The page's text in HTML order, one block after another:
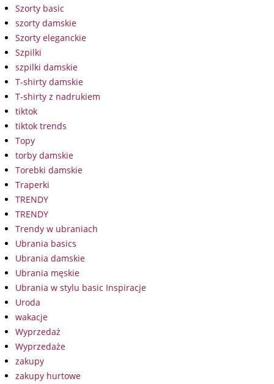
Szorty basic
szorty damskie
Szorty eleganckie
Szpilki
szpilki damskie
T-shirty damskie
T-shirty z nadrukiem
tiktok
tiktok trends
Topy
torby damskie
Torebki damskie
Traperki
TRENDY
TRENDY
Trendy w ubraniach
Ubrania basics
Ubrania damskie
Ubrania męskie
Ubrania w stylu basic Inspiracje
Uroda
wakacje
Wyprzedaż
Wyprzedaże
zakupy
zakupy hurtowe